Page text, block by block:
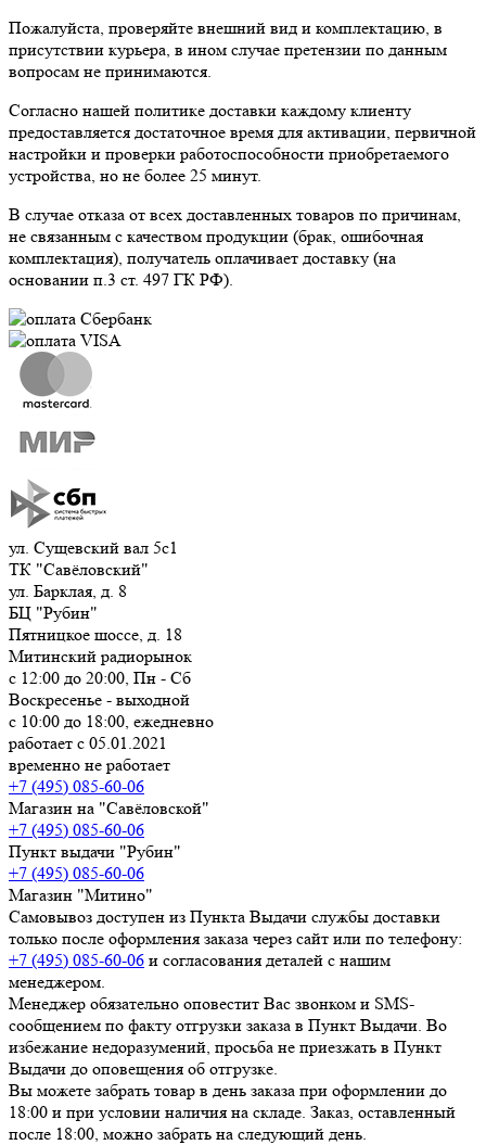
Пожалуйста, проверяйте внешний вид и комплектацию, в
присутствии курьера, в ином случае претензии по данным
вопросам не принимаются.
Согласно нашей политике доставки каждому клиенту
предоставляется достаточное время для активации, первичной
настройки и проверки работоспособности приобретаемого
устройства, но не более 25 минут.
В случае отказа от всех доставленных товаров по причинам,
не связанным с качеством продукции (брак, ошибочная
комплектация), получатель оплачивает доставку (на
основании п.3 ст. 497 ГК РФ).
ул. Сущевский вал 5с1
ТК "Савёловский"
ул. Барклая, д. 8
БЦ "Рубин"
Пятницкое шоссе, д. 18
Митинский радиорынок
с 12:00 до 20:00, Пн - Сб
Воскресенье - выходной
с 10:00 до 18:00, ежедневно
работает с 05.01.2021
временно не работает
+7 (495) 085-60-06
Магазин на "Савёловской"
+7 (495) 085-60-06
Пункт выдачи "Рубин"
+7 (495) 085-60-06
Магазин "Митино"
Самовывоз доступен из Пункта Выдачи службы доставки
только после оформления заказа через сайт или по телефону:
+7 (495) 085-60-06 и согласования деталей с нашим
менеджером.
Менеджер обязательно оповестит Вас звонком и SMS-
сообщением по факту отгрузки заказа в Пункт Выдачи. Во
избежание недоразумений, просьба не приезжать в Пункт
Выдачи до оповещения об отгрузке
Вы можете забрать товар в день заказа при оформлении до
18:00 и при условии наличия на складе. Заказ, оставленный
после 18:00, можно забрать на следующий день.